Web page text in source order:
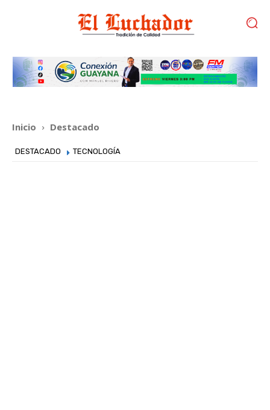
Inicio Destacado
DESTACADO TECNOLOGÍA